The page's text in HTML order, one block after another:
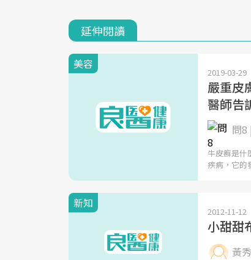
延伸閱讀
美容
2019-03-29
嚴重皮
醫師告
問8
牛皮癬是什
疾病，它的
新知
2012-11-12
小甜甜
黃